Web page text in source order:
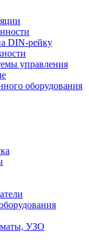
DIN-рейку
управления
оборудования
УЗО